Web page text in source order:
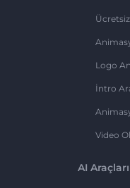
Logo
İntro
Video
AI Araçları